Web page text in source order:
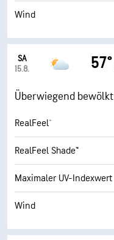
Wind
SA
15.8.
57°
Überwiegend bewölkt
RealFeel®
RealFeel Shade™
Maximaler UV-Indexwert
Wind